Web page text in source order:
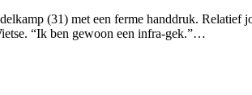
(31) met een ferme handdruk. Relatief
“Ik ben gewoon een infra-gek.”…